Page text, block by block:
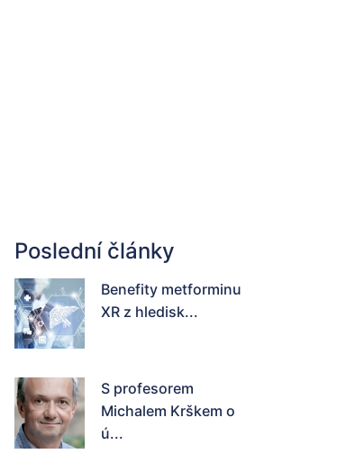
Poslední články
Benefity metforminu
XR z hledisk...
S profesorem
Michalem Krškem o
ú...